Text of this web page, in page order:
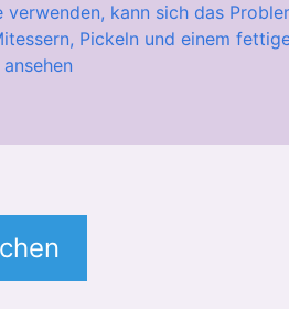
verwenden, kann sich das
Pickeln und einem